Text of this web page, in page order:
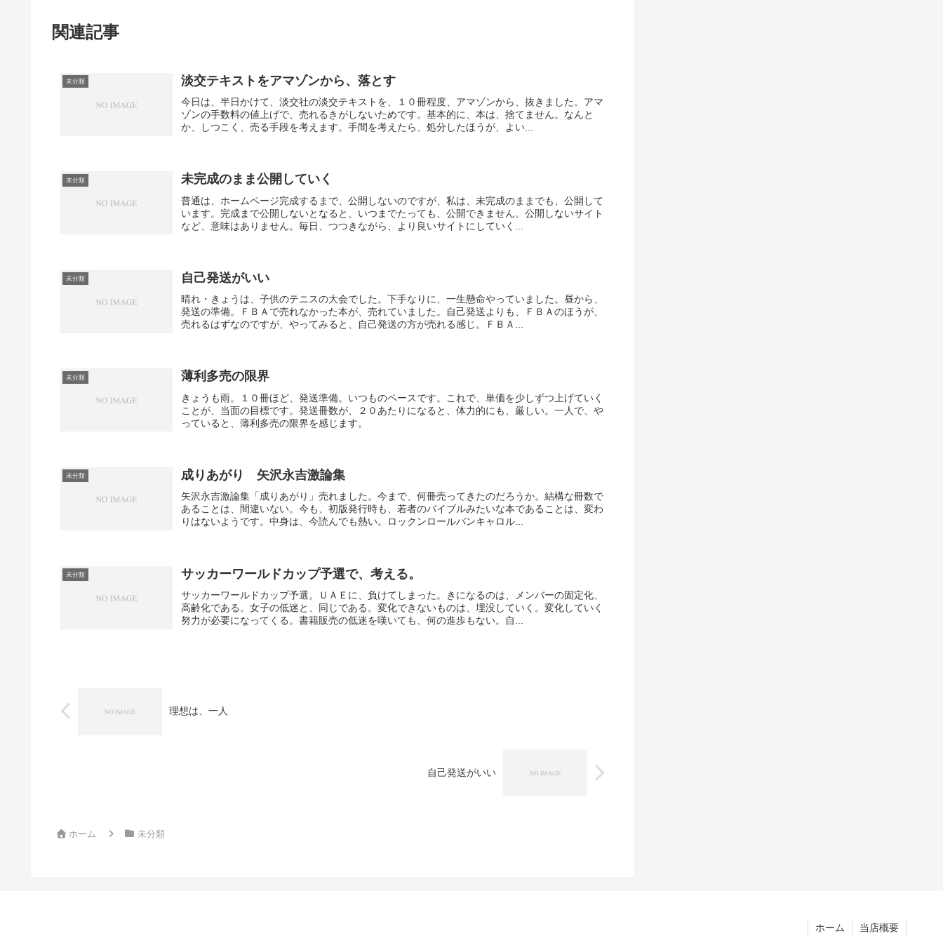
関連記事
未分類 淡交テキストをアマゾンから、落とす
今日は、半日かけて、淡交社の淡交テキストを、１０冊程度、アマゾンから、抜きました。アマ
ゾンの手数料の値上げで、売れるきがしないためです。基本的に、本は、捨てません。なんと
か、しつこく、売る手段を考えます。手間を考えたら、処分したほうが、よい...
未分類 未完成のまま公開していく
普通は、ホームページ完成するまで、公開しないのですが、私は、未完成のままでも、公開して
います。完成まで公開しないとなると、いつまでたっても、公開できません。公開しないサイト
など、意味はありません。毎日、つつきながら、より良いサイトにしていく...
未分類 自己発送がいい
晴れ・きょうは、子供のテニスの大会でした。下手なりに、一生懸命やっていました。昼から、
発送の準備。ＦＢＡで売れなかった本が、売れていました。自己発送よりも、ＦＢＡのほうが、
売れるはずなのですが、やってみると、自己発送の方が売れる感じ。ＦＢＡ...
未分類 薄利多売の限界
きょうも雨。１０冊ほど、発送準備。いつものペースです。これで、単価を少しずつ上げていく
ことが、当面の目標です。発送冊数が、２０あたりになると、体力的にも、厳しい。一人で、や
っていると、薄利多売の限界を感じます。
未分類 成りあがり 矢沢永吉激論集
矢沢永吉激論集「成りあがり」売れました。今まで、何冊売ってきたのだろうか。結構な冊数で
あることは、間違いない。今も、初版発行時も、若者のバイブルみたいな本であることは、変わ
りはないようです。中身は、今読んでも熱い。ロックンロールバンキャロル...
未分類 サッカーワールドカップ予選で、考える。
サッカーワールドカップ予選。ＵＡＥに、負けてしまった。きになるのは、メンバーの固定化、
高齢化である。女子の低迷と、同じである。変化できないものは、埋没していく。変化していく
努力が必要になってくる。書籍販売の低迷を嘆いても、何の進歩もない。自...
理想は、一人
自己発送がいい
ホーム 未分類
ホーム 当店概要